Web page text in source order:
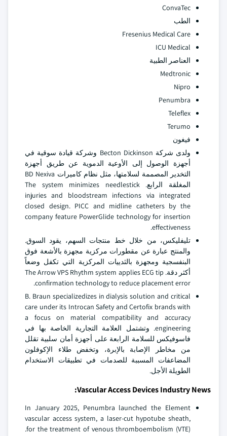
ConvaTec
الطب
Fresenius Medical Care
ICU Medical
العناصر الطبية
Medtronic
Nipro
Penumbra
Teleflex
Terumo
فيغون
ولدى شركة Becton Dickinson وشركة قيادة سوقية في
أجهزة الوصول إلى الأوعية الدموية عن طريق أجهزة
التخدير المصممة لسلامتها، مثل نظام كاميرات BD Nexiva
المغلقة الرابع. The system minimizes needlestick
injuries and bloodstream infections via integrated
closed design. PICC and midline catheters by the
company feature PowerGlide technology for insertion
effectiveness.
تليفليكس، من خلال خط منتجات السهم، يقود السوق.
والمنتج عبارة عن مقطورات مركزية مجهزة بالأشعة فوق
البنفسجية ومجهزة بالثدييات المركزية التي تكفل وضعاً
أكثر دقة. The Arrow VPS Rhythm system applies ECG tip
confirmation technology to reduce placement error.
B. Braun specializedizes in dialysis solution and critical
care under its Introcan Safety and Certofix brands with
a focus on material compatibility and accuracy
engineering. وتشتمل العلامة التجارية الخاصة بها في
فاسوفيكس للسلامة الرابعة على أجهزة أمان سلبية تقلل
من مخاطر الإصابة بالإبرة، وتخفض طلاء الإكوفلون
المضاعفات المسببة للصدمات في تطبيقات الاستخدام
الطويلة الأجل.
Vascular Access Devices Industry News:
In January 2025, Penumbra launched the Element
vascular access system, a laser-cut hypotube sheath,
for the treatment of venous thromboembolism (VTE).